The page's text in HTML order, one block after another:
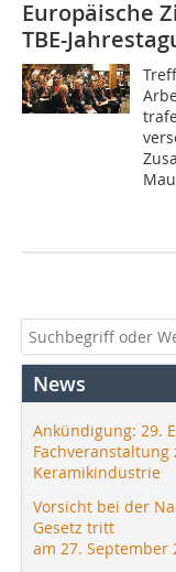
Europäische
TBE-
News
Ankündigung: 29.
Keramikindustrie
Vorsicht bei der
Gesetz tritt
am 27. September